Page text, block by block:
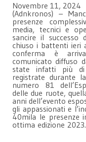
Novembre 11, 2024
(Adnkronos) –
presenze
media, tecnici e
sancire il
chiuso i battenti ieri
conferma è
comunicato diffuso
state infatti più di
registrate durante
numero 81
delle due ruote,
anni dell’evento
gli appassionati e
40mila le presenze
ottima edizione